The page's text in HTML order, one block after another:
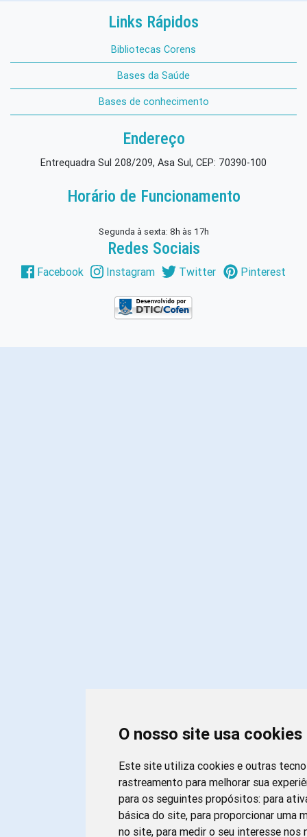
O nosso site usa cookies
Este site utiliza cookies e outras
rastreamento para melhorar sua
para os seguintes propósitos:para
básica do site,para proporcionar uma
no site,para medir o seu interesse
Links Rápidos
Bibliotecas Corens
Bases da Saúde
Bases de conhecimento
Endereço
Entrequadra Sul 208/209, Asa Sul, CEP: 70390-100
Horário de Funcionamento
Segunda à sexta: 8h às 17h
Redes Sociais
Facebook Instagram Twitter Pinterest